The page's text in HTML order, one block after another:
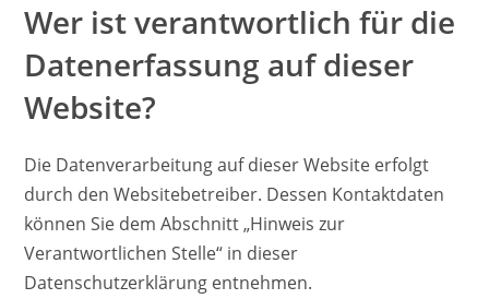
Wer ist verantwortlich für die
Datenerfassung auf dieser
Website?
Die Datenverarbeitung auf dieser Website erfolgt
durch den Websitebetreiber. Dessen Kontaktdaten
können Sie dem Abschnitt „Hinweis zur
Verantwortlichen Stelle“ in dieser
Datenschutzerklärung entnehmen.